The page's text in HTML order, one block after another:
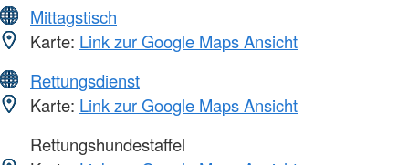
Mittagstisch
Karte: Link zur Google Maps Ansicht
Rettungsdienst
Karte: Link zur Google Maps Ansicht
Rettungshundestaffel